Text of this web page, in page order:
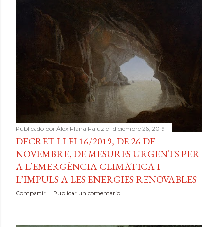
Publicado por Àlex Plana Paluzie diciembre 26, 2019
DECRET LLEI 16/2019, DE 26 DE
NOVEMBRE, DE MESURES URGENTS PER
A L’EMERGÈNCIA CLIMÀTICA I
L’IMPULS A LES ENERGIES RENOVABLES
Compartir Publicar un comentario